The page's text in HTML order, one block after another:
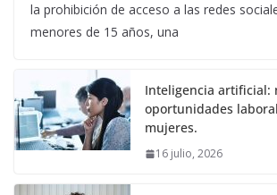
la prohibición de acceso a las redes
menores de 15 años, una
Inteligencia artificial:
oportunidades
mujeres.
16 julio, 2026